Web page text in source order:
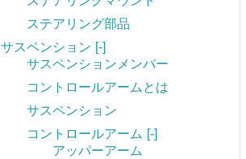
ステアリング部品
サスペンション [-]
サスペンションメンバー
コントロールアームとは
サスペンション
コントロールアーム [-]
アッパーアーム